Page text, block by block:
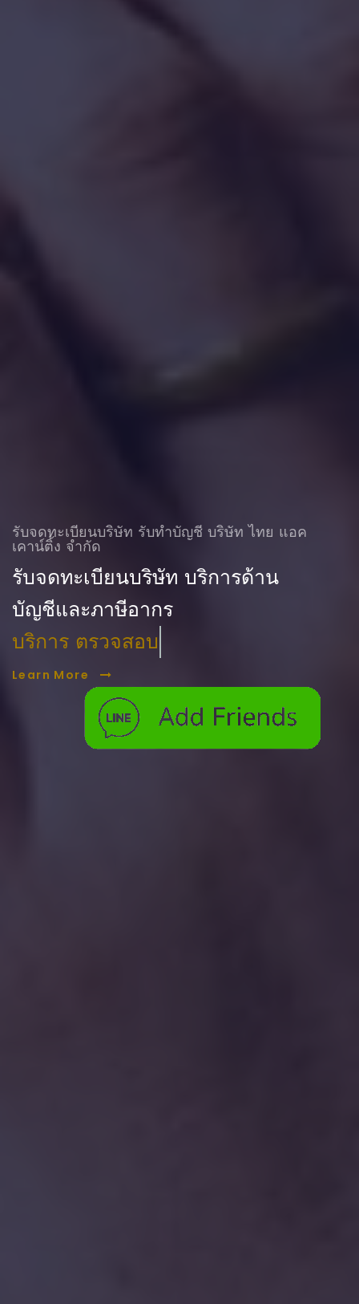
รับจดทะเบียนบริษัท รับทําบัญชี บริษัท ไทย แอค
เคาน์ติ้ง จำกัด
รับจดทะเบียนบริษัท บริการด้าน
บัญชีและภาษีอากร
บริการ ตรวจสอบบัญชี
Learn More